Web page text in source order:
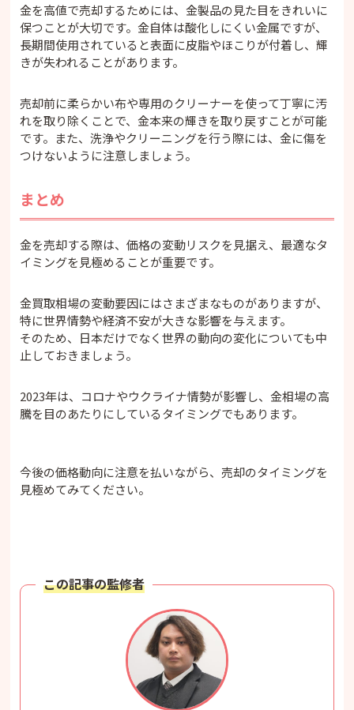
金を高値で売却するためには、金製品の見た目をきれいに
保つことが大切です。金自体は酸化しにくい金属ですが、
長期間使用されていると表面に皮脂やほこりが付着し、輝
きが失われることがあります。
売却前に柔らかい布や専用のクリーナーを使って丁寧に汚
れを取り除くことで、金本来の輝きを取り戻すことが可能
です。また、洗浄やクリーニングを行う際には、金に傷を
つけないように注意しましょう。
まとめ
金を売却する際は、価格の変動リスクを見据え、最適なタ
イミングを見極めることが重要です。
金買取相場の変動要因にはさまざまなものがありますが、
特に世界情勢や経済不安が大きな影響を与えます。
そのため、日本だけでなく世界の動向の変化についても中
止しておきましょう。
2023年は、コロナやウクライナ情勢が影響し、金相場の高
騰を目のあたりにしているタイミングでもあります。
今後の価格動向に注意を払いながら、売却のタイミングを
見極めてみてください。
この記事の監修者